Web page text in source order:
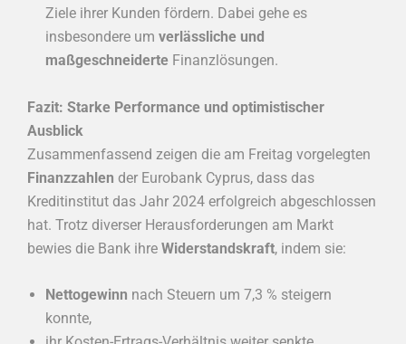
Ziele ihrer Kunden fördern. Dabei gehe es
insbesondere um verlässliche und
maßgeschneiderte Finanzlösungen.
Fazit: Starke Performance und optimistischer
Ausblick
Zusammenfassend zeigen die am Freitag vorgelegten
Finanzzahlen der Eurobank Cyprus, dass das
Kreditinstitut das Jahr 2024 erfolgreich abgeschlossen
hat. Trotz diverser Herausforderungen am Markt
bewies die Bank ihre Widerstandskraft, indem sie:
Nettogewinn nach Steuern um 7,3 % steigern
konnte,